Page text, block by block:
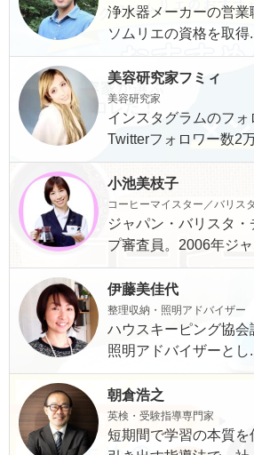
浄水器メーカーの営
ソムリエの資格を取得
美容研究家フミィ
美容研究家
インスタグラムのフォ
Twitterフォロワー数2
小池美枝子
コーヒーマイスター／バリス
ジャパン・バリスタ
プ審査員。2006年ジャ
伊藤美佳代
整理収納・照明アドバイザー
ハウスキーピング協会
照明アドバイザーとし
朝倉浩之
英検・受験指導専門家
短期間で学習の本質